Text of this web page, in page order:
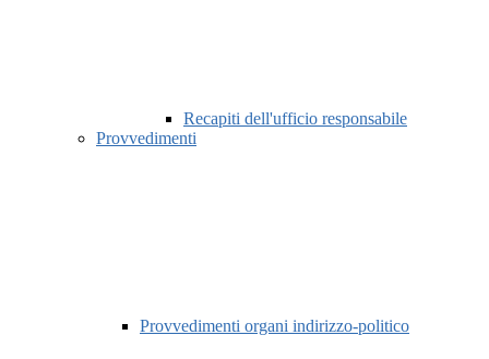
Recapiti dell'ufficio responsabile
Provvedimenti
Provvedimenti organi indirizzo-politico